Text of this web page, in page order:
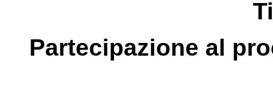
Partecipazione al